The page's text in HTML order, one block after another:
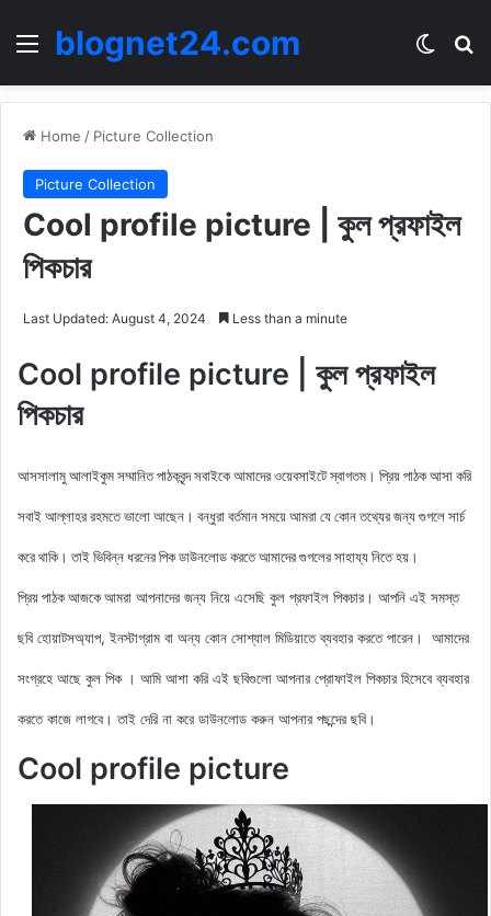
Menublognet24.com
Home / Picture Collection
Picture Collection
Cool profile picture | কুল প্রফাইল
পিকচার
Last Updated: August 4, 2024 Less than a minute
Cool profile picture | কুল প্রফাইল
পিকচার
আসসালামু আলাইকুম সম্মানিত পাঠকবৃন্দ সবাইকে আমাদের ওয়েবসাইটে স্বাগতম। প্রিয় পাঠক আসা করি
সবাই আল্লাহর রহমতে ভালো আছেন। বন্ধুরা বর্তমান সময়ে আমরা যে কোন তথ্যের জন্য গুগলে সার্চ
করে থাকি। তাই ভিবিন্ন ধরনের পিক ডাউনলোড করতে আমাদের গুগলের সাহায্য নিতে হয়।
প্রিয় পাঠক আজকেআমরা আপনাদের জন্য নিয়ে এসেছি কুল প্রফাইল পিকচার। আপনি এই সমস্ত
ছবি হোয়াটসঅ্যাপ, ইনস্টাগ্রাম বা অন্য কোন সোশ্যাল মিডিয়াতে ব্যবহার করতে পারেন। আমাদের
সংগ্রহে আছে কুল পিক । আমি আশা করি এই ছবিগুলো আপনার প্রোফাইল পিকচার হিসেবে ব্যবহার
করতে কাজে লাগবে। তাই দেরি না করে ডাউনলোড করুন আপনার পছন্দের ছবি।
Cool profile picture